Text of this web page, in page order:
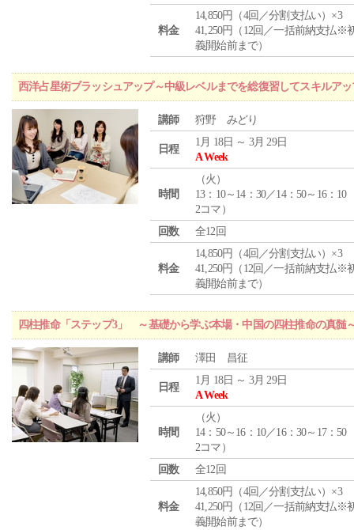
料金
14,850円（4回／分割支払い）×3
41,250円（12回／一括前納支払※
義開始前まで）
西洋占星術ブラッシュアップ～中級レベルまでを総復習してスキルア
講師 狩野 みどり
日程
1月 18日 ～ 3月 29日
A Week
時間
（火 ）
13：10～14：30／14：50～16：10
2コマ）
回数
全12回
料金
14,850円（4回／分割支払い）×3
41,250円（12回／一括前納支払※
義開始前まで）
四柱推命「ステップ3」 ～基礎から学ぶ本場・中国の四柱推命の真髄
講師 澤田 昌征
日程
1月 18日 ～ 3月 29日
A Week
時間
（火 ）
14：50～16：10／16：30～17：50
2コマ）
回数
全12回
料金
14,850円（4回／分割支払い）×3
41,250円（12回／一括前納支払※
義開始前まで）